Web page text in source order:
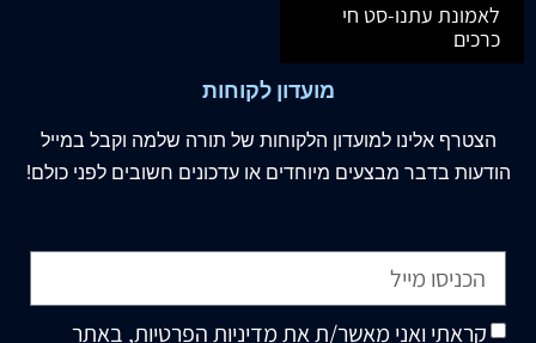
לאמונת עתנו-סט חי
כרכים
מועדון לקוחות
הצטרף אלינו למועדון הלקוחות של תורה שלמה וקבל במייל
הודעות בדבר מבצעים מיוחדים או עדכונים חשובים לפני כולם!
קראתי ואני מאשר/ת אתמדיניות הפרטיות, באתר